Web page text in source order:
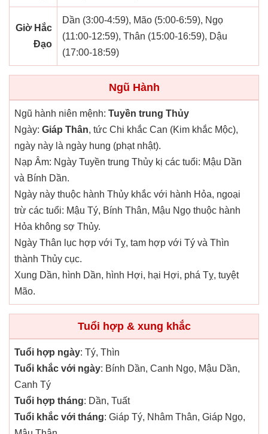
Giờ Hắc
Đạo
Dần (3:00-4:59), Mão (5:00-6:59), Ngọ
(11:00-12:59), Thân (15:00-16:59), Dậu
(17:00-18:59)
Ngũ Hành
Ngũ hành niên mệnh: Tuyền trung Thủy
Ngày: Giáp Thân, tức Chi khắc Can (Kim khắc Mộc),
ngày này là ngày hung (phạt nhật).
Nạp Âm: Ngày Tuyền trung Thủy kị các tuổi: Mậu Dần
và Bính Dần.
Ngày này thuộc hành Thủy khắc với hành Hỏa, ngoại
trừ các tuổi: Mậu Tý, Bính Thân, Mậu Ngọ thuộc hành
Hỏa không sợ Thủy.
Ngày Thân lục hợp với Tỵ, tam hợp với Tý và Thìn
thành Thủy cục.
Xung Dần, hình Dần, hình Hợi, hại Hợi, phá Tỵ, tuyệt
Mão.
Tuổi hợp & xung khắc
Tuổi hợp ngày: Tý, Thìn
Tuổi khắc với ngày: Bính Dần, Canh Ngọ, Mậu Dần,
Canh Tý
Tuổi hợp tháng: Dần, Tuất
Tuổi khắc với tháng: Giáp Tý, Nhâm Thân, Giáp Ngọ,